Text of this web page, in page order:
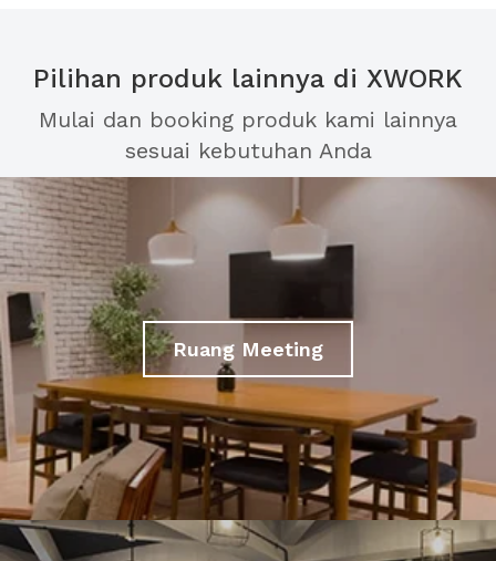
Pilihan produk lainnya di XWORK
Mulai dan booking produk kami lainnya
sesuai kebutuhan Anda
Ruang Meeting